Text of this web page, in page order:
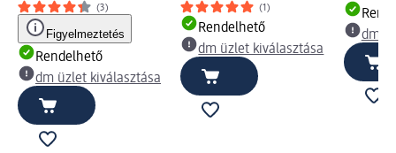
(3)
Figyelmeztetés
Rendelhető
dm üzlet kiválasztása
(1)
Rendelhető
dm üzlet kiválasztása
dm